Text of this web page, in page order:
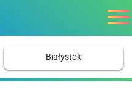
Białystok